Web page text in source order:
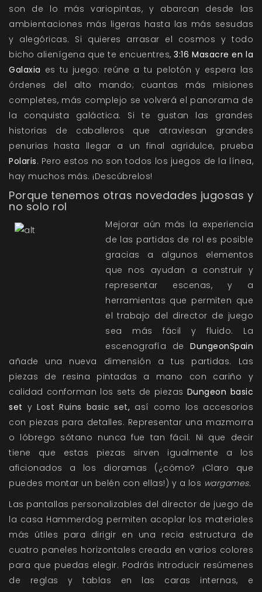
son de lo más variopintas, y abarcan desde las
ambientaciones más ligeras hasta las más sesudas
y alegóricas. Si quieres arrasar el cosmos y todo
bicho alienígena que te encuentres,3:16 Masacre en la
Galaxia es tu juego: reúne a tu pelotón y espera las
órdenes del alto mando; cuantas más misiones
completes, más complejo se volverá el panorama de
la conquista galáctica. Si te gustan las grandes
historias de caballeros que atraviesan grandes
penurias hasta llegar a un final agridulce, prueba
Polaris. Pero estos no son todos los juegos de la línea,
hay muchos más. ¡Descúbrelos!
Porque tenemos otras novedades jugosas y
no solo rol
Mejorar aún más la experiencia
de las partidas de rol es posible
gracias a algunos elementos
que nos ayudan a construir y
representar escenas, y a
herramientas que permiten que
el trabajo del director de juego
sea más fácil y fluido. La
escenografía de DungeonSpain
añade una nueva dimensión a tus partidas. Las
piezas de resina pintadas a mano con cariño y
calidad conforman los sets de piezas Dungeon basic
set y Lost Ruins basic set, así como los accesorios
con piezas para detalles. Representar una mazmorra
o lóbrego sótano nunca fue tan fácil. Ni que decir
tiene que estas piezas sirven igualmente a los
aficionados a los dioramas (¿cómo? ¡Claro que
puedes montar un belén con ellas!) y a los wargames.
Las pantallas personalizables del director de juego de
la casa Hammerdog permiten acoplar los materiales
más útiles para dirigir en una recia estructura de
cuatro paneles horizontales creada en varios colores
para que puedas elegir. Podrás introducir resúmenes
de reglas y tablas en las caras internas, e